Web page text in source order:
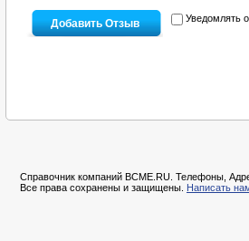
Уведомлять
Справочник компаний BCME.RU. Телефоны,
Все права сохранены и защищены. Написать